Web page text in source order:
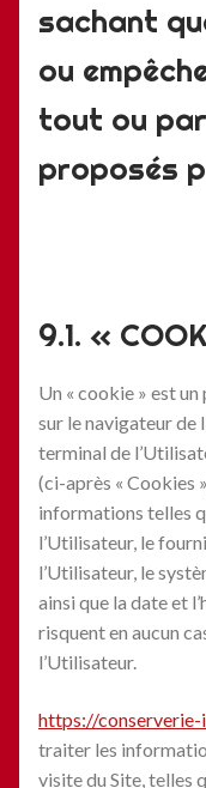
sachant
ou
tout ou
proposés
9.1. «
Un « cookie » est
sur le navigateur de
terminal de
(ci-après « Cookies
informations telles
l’Utilisateur, le
l’Utilisateur, le
ainsi que la date et
risquent en aucun
l’Utilisateur.
https://
traiter les
visite du Site, telles